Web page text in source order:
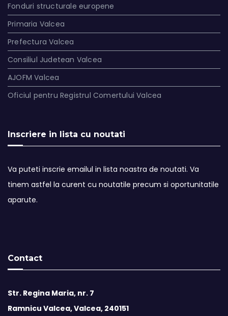
Fonduri structurale europene
Primaria Valcea
Prefectura Valcea
Consiliul Judetean Valcea
AJOFM Valcea
Oficiul pentru Registrul Comertului Valcea
Inscriere in lista cu noutati
Va puteti inscrie emailul in lista noastra de noutati. Va
tinem astfel la curent cu noutatile precum si oportunitatile
aparute.
Contact
Str. Regina Maria, nr. 7
Ramnicu Valcea, Valcea, 240151